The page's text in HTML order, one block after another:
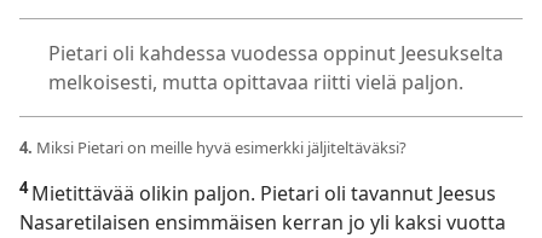
Pietari oli kahdessa vuodessa oppinut Jeesukselta
melkoisesti, mutta opittavaa riitti vielä paljon.
4. Miksi Pietari on meille hyvä esimerkki jäljiteltäväksi?
4Mietittävää olikin paljon. Pietari oli tavannut Jeesus
Nasaretilaisen ensimmäisen kerran jo yli kaksi vuotta